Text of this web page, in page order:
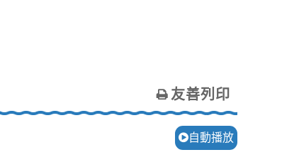
友善列印
自動播放